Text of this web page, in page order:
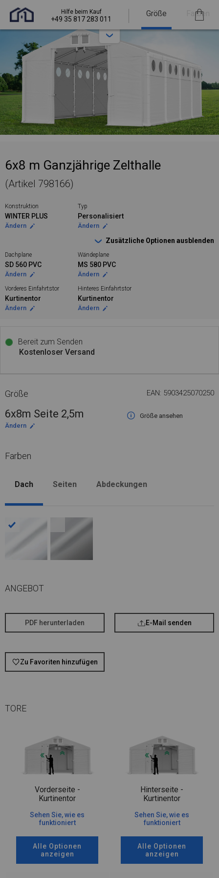
Hilfe beim Kauf
+49 35 817 283 011
Größe Farben
6x8 m Ganzjährige Zelthalle
(Artikel 798166)
Konstruktion
WINTER PLUS
Ändern
Typ
Personalisiert
Ändern
Zusätzliche Optionen ausblenden
Dachplane
SD 560 PVC
Ändern
Wändeplane
MS 580 PVC
Ändern
Vorderes Einfahrtstor
Kurtinentor
Ändern
Hinteres Einfahrtstor
Kurtinentor
Ändern
Bereit zum Senden
Kostenloser Versand
Größe EAN: 5903425070250
6x8m Seite 2,5m
Größe ansehen
Ändern
Farben
Dach Seiten Abdeckungen
ANGEBOT
PDF herunterladen E-Mail senden
Zu Favoriten hinzufügen
TORE
Vorderseite -
Kurtinentor
Sehen Sie, wie es
funktioniert
Alle Optionen
anzeigen
Hinterseite -
Kurtinentor
Sehen Sie, wie es
funktioniert
Alle Optionen
anzeigen